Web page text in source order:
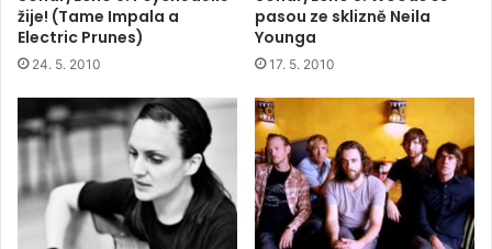
žije! (Tame Impala a
Electric Prunes)
24. 5. 2010
pasou ze sklizně Neila
Younga
17. 5. 2010